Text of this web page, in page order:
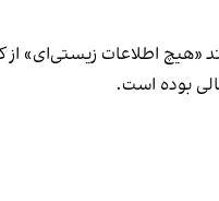
«هیچ اطلاعات زیستی‌ای»
بوده است.